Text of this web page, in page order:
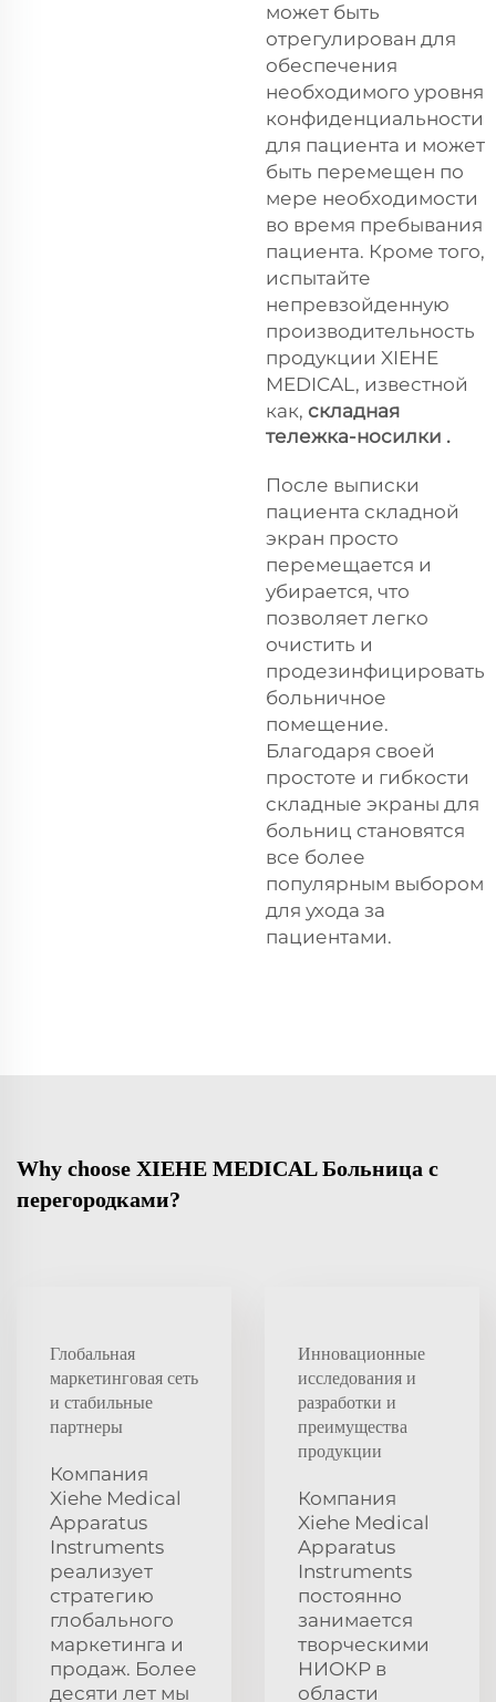
может быть
отрегулирован для
обеспечения
необходимого уровня
конфиденциальности
для пациента и может
быть перемещен по
мере необходимости
во время пребывания
пациента. Кроме того,
испытайте
непревзойденную
производительность
продукции XIEHE
MEDICAL, известной
как, складная
тележка-носилки .
После выписки
пациента складной
экран просто
перемещается и
убирается, что
позволяет легко
очистить и
продезинфицировать
больничное
помещение.
Благодаря своей
простоте и гибкости
складные экраны для
больниц становятся
все более
популярным выбором
для ухода за
пациентами.
Why choose XIEHE MEDICAL Больница с
перегородками?
Глобальная
маркетинговая сеть
и стабильные
партнеры
Компания
Xiehe Medical
Apparatus
Instruments
реализует
стратегию
глобального
маркетинга и
продаж. Более
десяти лет мы
Инновационные
исследования и
разработки и
преимущества
продукции
Компания
Xiehe Medical
Apparatus
Instruments
постоянно
занимается
творческими
НИОКР в
области